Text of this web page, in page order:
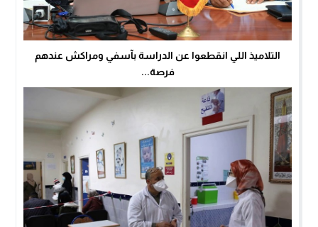
التلاميذ اللي انقطعوا عن الدراسة بآسفي ومراكش عندهم
فرصة...